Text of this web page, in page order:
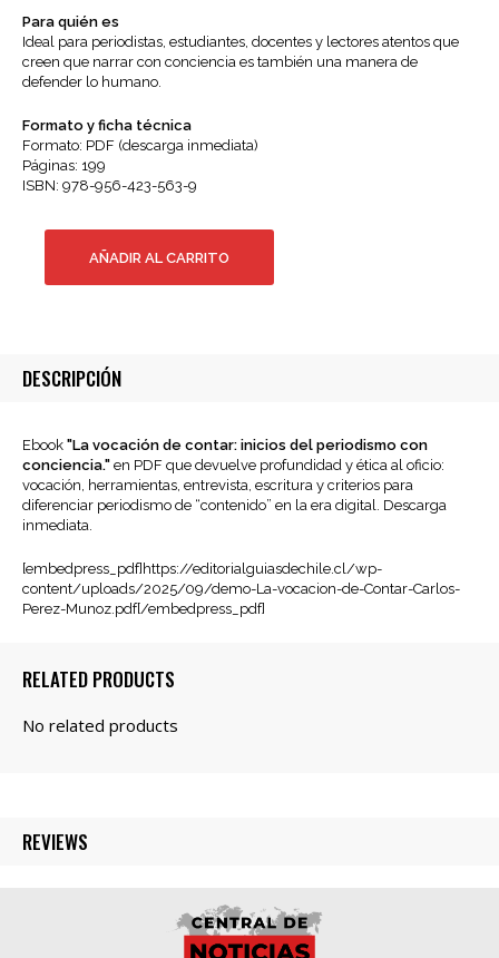
Para quién es
Ideal para periodistas, estudiantes, docentes y lectores atentos que
creen que narrar con conciencia es también una manera de
defender lo humano.
Formato y ficha técnica
Formato: PDF (descarga inmediata)
Páginas: 199
ISBN: 978-956-423-563-9
periodismo
(Libro
PDF
Descargable)
cantidad
AÑADIR AL CARRITO
DESCRIPCIÓN
Ebook "La vocación de contar: inicios del periodismo con
conciencia." en PDF que devuelve profundidad y ética al oficio:
vocación, herramientas, entrevista, escritura y criterios para
diferenciar periodismo de “contenido” en la era digital. Descarga
inmediata.
[embedpress_pdf]https://editorialguiasdechile.cl/wp-
content/uploads/2025/09/demo-La-vocacion-de-Contar-Carlos-
Perez-Munoz.pdf[/embedpress_pdf]
RELATED PRODUCTS
REVIEWS